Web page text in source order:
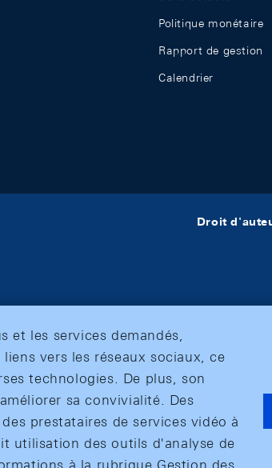
Politique monétaire
Rapport de gestion
Calendrier
Droit
et les services demandés,
vers les réseaux sociaux, ce
technologies. De plus, son
sa convivialité. Des
prestataires de services vidéo à
utilisation des outils d'analyse de